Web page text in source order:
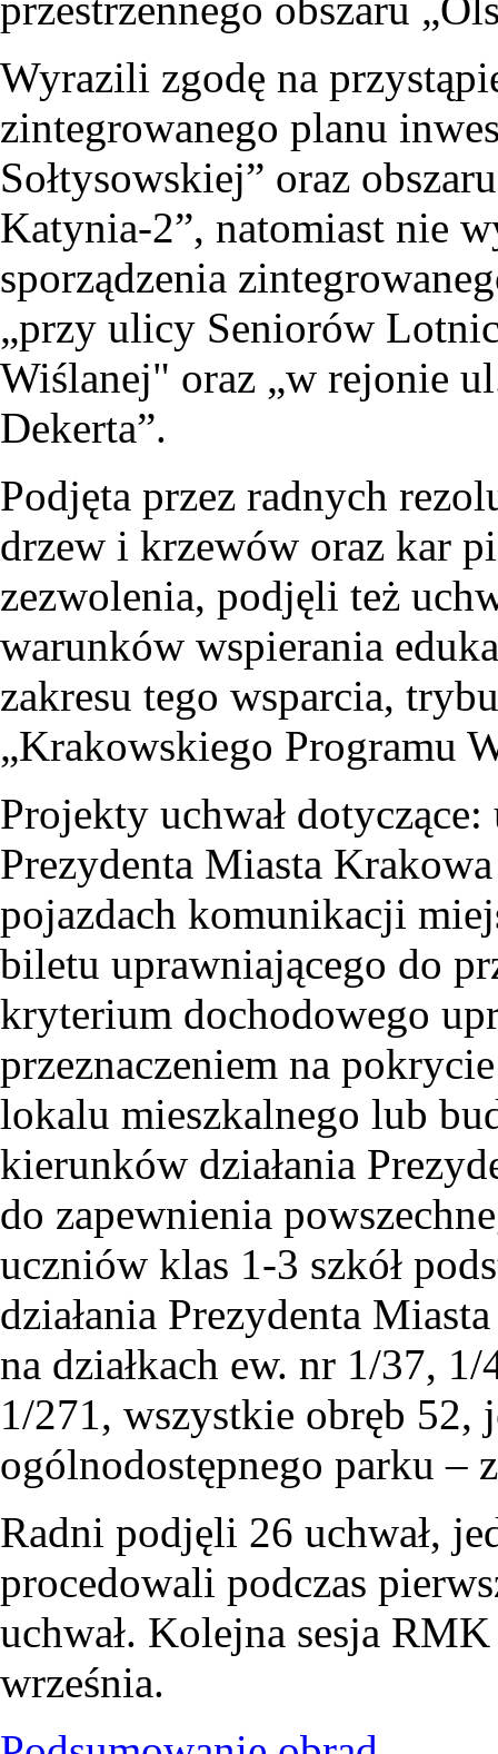
Wyrazili zgodę na
zintegrowanego planu
Sołtysowskiej” oraz
Katynia-2”, natomiast nie
sporządzenia
„przy ulicy Seniorów
Wiślanej" oraz „w rejonie
Dekerta”.
Podjęta przez radnych
drzew i krzewów oraz kar
zezwolenia, podjęli też
warunków wspierania
zakresu tego wsparcia,
„Krakowskiego Programu
Projekty uchwał
Prezydenta Miasta
pojazdach komunikacji
biletu uprawniającego do
kryterium dochodowego
przeznaczeniem na
lokalu mieszkalnego lub
kierunków działania
do zapewnienia
uczniów klas 1-3 szkół
działania Prezydenta
na działkach ew. nr 1/37,
1/271, wszystkie obręb 52,
ogólnodostępnego parku –
Radni podjęli 26 uchwał,
procedowali podczas
uchwał. Kolejna sesja
września.